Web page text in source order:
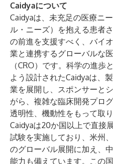
Caidyaについて
Caidyaは、未充足の医療ニ
ル・ニーズ）を抱える患者
の前進を支援すべく、バイ
業と連携するグローバルな
（CRO）です。科学の進歩
よう設計されたCaidyaは、
業を展開し、スポンサーと
がら、複雑な臨床開発プロ
透明性、機動性をもって取り
Caidyaは20か国以上で直接
試験を実施しており、米州
のグローバル展開に加え、
能力も備えています。この